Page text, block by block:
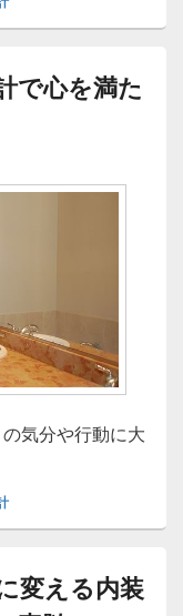
で心を満た
気分や行動に大
変える内装